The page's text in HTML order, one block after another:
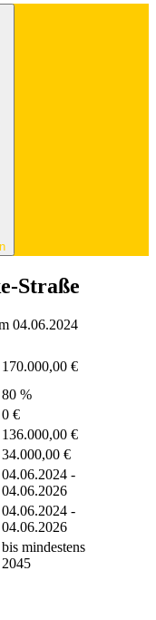
Straße
04.06.2024
170.000,00 €
80 %
0 €
136.000,00 €
34.000,00 €
04.06.2024 -
04.06.2026
04.06.2024 -
04.06.2026
bis mindestens
2045